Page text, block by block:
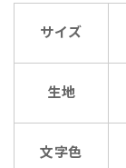
サイズ
生地
文字色